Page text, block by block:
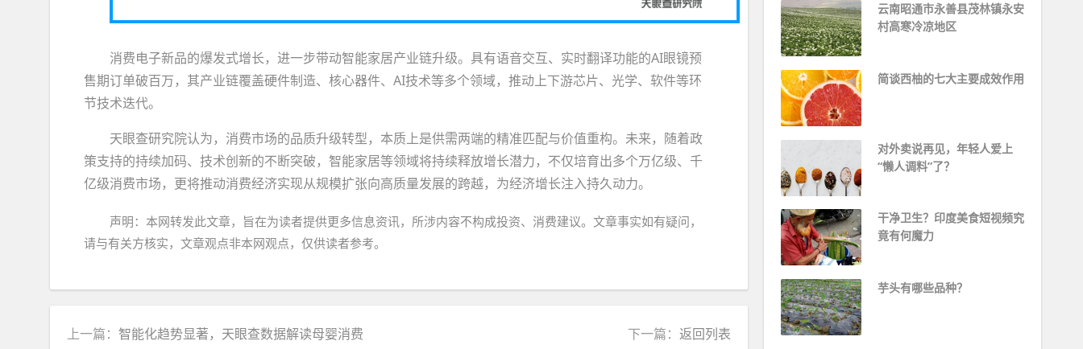
消费电子新品的爆发式增长，进一步带动智能家居产业链升级。具有语音交互、实时翻译功能的AI眼镜预
售期订单破百万，其产业链覆盖硬件制造、核心器件、AI技术等多个领域，推动上下游芯片、光学、软件等环
节技术迭代。
天眼查研究院认为，消费市场的品质升级转型，本质上是供需两端的精准匹配与价值重构。未来，随着政
策支持的持续加码、技术创新的不断突破，智能家居等领域将持续释放增长潜力，不仅培育出多个万亿级、千
亿级消费市场，更将推动消费经济实现从规模扩张向高质量发展的跨越，为经济增长注入持久动力。
声明：本网转发此文章，旨在为读者提供更多信息资讯，所涉内容不构成投资、消费建议。文章事实如有疑问，
请与有关方核实，文章观点非本网观点，仅供读者参考。
上一篇： 智能化趋势显著，天眼查数据解读母婴消费 下一篇： 返回列表
云南昭通市永善县茂林镇永安
村高寒冷凉地区
简谈西柚的七大主要成效作用
对外卖说再见，年轻人爱上
“懒人调料”了？
干净卫生？印度美食短视频究
竟有何魔力
芋头有哪些品种？